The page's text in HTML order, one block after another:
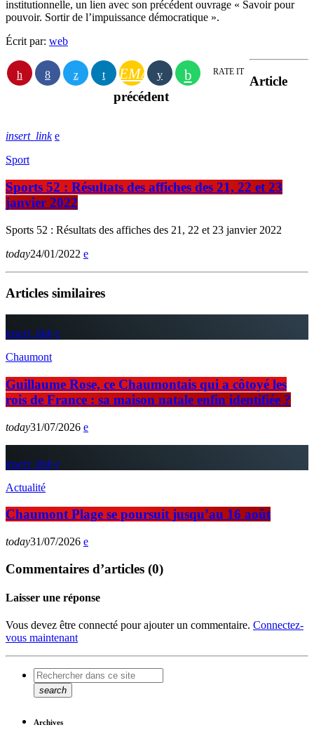
institutionnelle, un lien avec son précédent ouvrage « Savoir pour
pouvoir. Sortir de l’impuissance démocratique ».
Écrit par: web
EMAIL RATE IT
Article
précédent
insert_link
Sport
Sports 52 : Résultats des affiches des 21, 22 et 23
janvier 2022
Sports 52 : Résultats des affiches des 21, 22 et 23 janvier 2022
today24/01/2022
Articles similaires
insert_link
Chaumont
Guillaume Rose, ce Chaumontais qui a côtoyé les
rois de France : sa maison natale enfin identifiée ?
today31/07/2026
insert_link
Actualité
Chaumont Plage se poursuit jusqu’au 16 août
today31/07/2026
Commentaires d’articles (0)
Laisser une réponse
Vous devez être connecté pour ajouter un commentaire. Connectez-
vous maintenant
search
Archives